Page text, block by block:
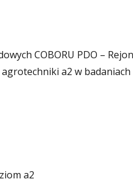
COBORU PDO –
a2 w badaniach
a2